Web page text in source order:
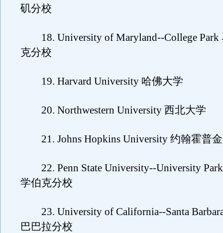
矶分校
18. University of Maryland--College Park
克分校
19. Harvard University 哈佛大学
20. Northwestern University 西北大学
21. Johns Hopkins University 约翰霍普
22. Penn State University--University
学伯克分校
23. University of California--Santa
巴巴拉分校